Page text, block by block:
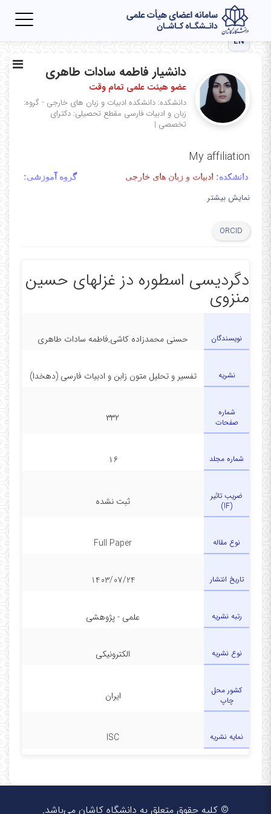
EN
دانشیار فاطمه سادات طاهری
عضو هیئت علمی تمام وقت
دانشکده: دانشکده ادبیات و زبان های خارجی - گروه:
زبان و ادبیات فارسی مقطع تحصیلی: دکترای
تخصصی |
My affiliation
دانشکده: ادبیات و زبان های خارجی
گروه آموزشی:
نمایش بیشتر
ORCID
دگردیسی اسطوره دز غزلهای حسین
منزوی
نویسندگان حسنی محمدزاده کاشی,فاطمه سادات طاهری
نشریه تفسیر و تحلیل متون زابن و ادبیات فارسی (دهخدا)
شماره
صفحات
۳۳۲
شماره مجلد ۱۶
ضریب تاثیر
(IF)
ثبت نشده
نوع مقاله Full Paper
تاریخ انتشار 1403/07/24
رتبه نشریه علمی - پژوهشی
نوع نشریه الکترونیکی
کشور محل
چاپ
ایران
نمایه نشریه ISC
© کلیه حقوق متعلق به دانشگاه کاشان می‌باشد.